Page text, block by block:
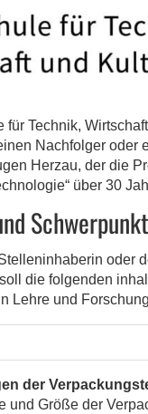
für Technik,
Nachfolger oder
Herzau, der die
über 30
oder
die folgenden
Lehre und
der
und Größe der